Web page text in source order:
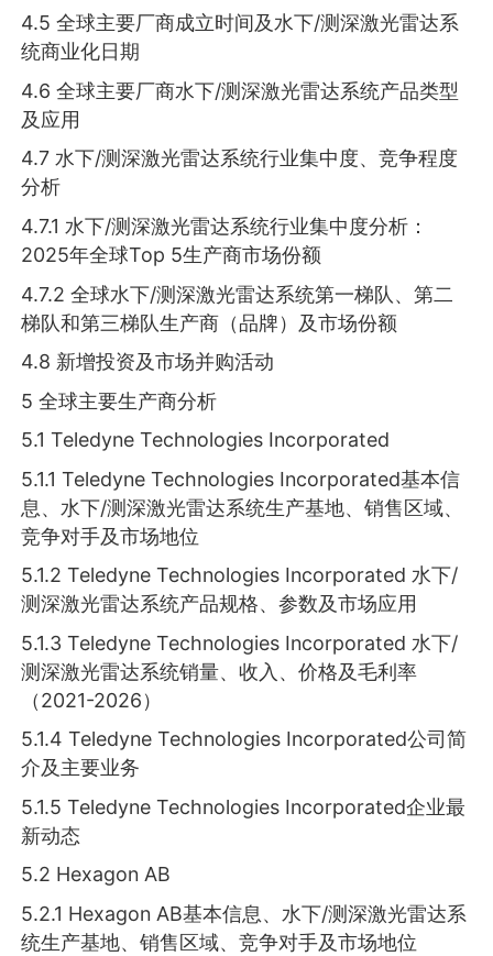
4.5 全球主要厂商成立时间及水下/测深激光雷达系
统商业化日期
4.6 全球主要厂商水下/测深激光雷达系统产品类型
及应用
4.7 水下/测深激光雷达系统行业集中度、竞争程度
分析
4.7.1 水下/测深激光雷达系统行业集中度分析：
2025年全球Top 5生产商市场份额
4.7.2 全球水下/测深激光雷达系统第一梯队、第二
梯队和第三梯队生产商（品牌）及市场份额
4.8 新增投资及市场并购活动
5 全球主要生产商分析
5.1 Teledyne Technologies Incorporated
5.1.1 Teledyne Technologies Incorporated基本信
息、水下/测深激光雷达系统生产基地、销售区域、
竞争对手及市场地位
5.1.2 Teledyne Technologies Incorporated 水下/
测深激光雷达系统产品规格、参数及市场应用
5.1.3 Teledyne Technologies Incorporated 水下/
测深激光雷达系统销量、收入、价格及毛利率
（2021-2026）
5.1.4 Teledyne Technologies Incorporated公司简
介及主要业务
5.1.5 Teledyne Technologies Incorporated企业最
新动态
5.2 Hexagon AB
5.2.1 Hexagon AB基本信息、水下/测深激光雷达系
统生产基地、销售区域、竞争对手及市场地位